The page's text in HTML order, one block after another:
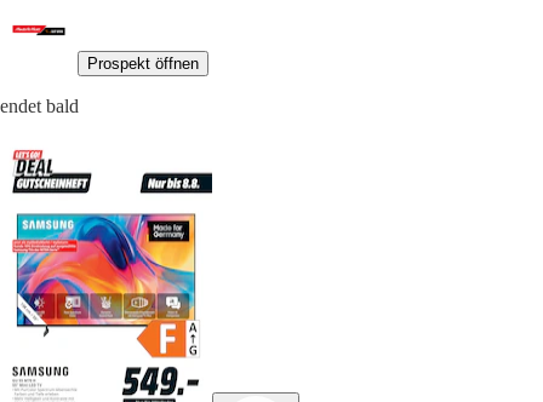
Prospekt öffnen
endet bald